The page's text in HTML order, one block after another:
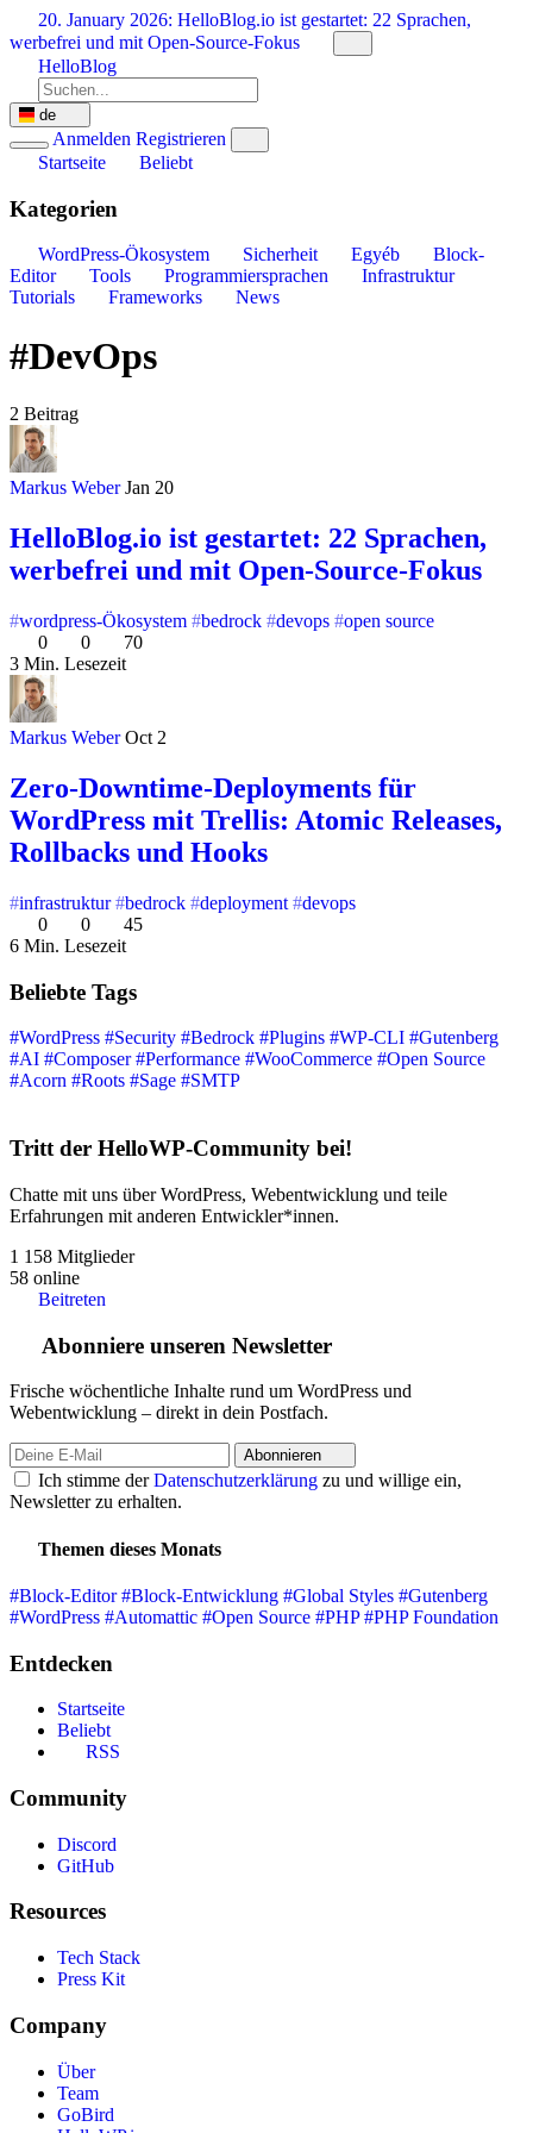
Zum
Inhalt
springen
20. January 2026: HelloBlog.io ist gestartet: 22 Sprachen,
werbefrei und mit Open-Source-Fokus
HelloBlog
de
Anmelden Registrieren
Startseite
Beliebt
Kategorien
WordPress-Ökosystem Sicherheit Egyéb
Block-
Editor
Tools Programmiersprachen
Infrastruktur
Tutorials
Frameworks News
#DevOps
2 Beitrag
Markus Weber Jan 20
HelloBlog.io ist gestartet: 22 Sprachen,
werbefrei und mit Open-Source-Fokus
wordpress-Ökosystem bedrock devops
open source
0
0
70
3 Min. Lesezeit
Markus Weber Oct 2
Zero-Downtime-Deployments für
WordPress mit Trellis: Atomic Releases,
Rollbacks und Hooks
infrastruktur bedrock deployment
devops
0
0
45
6 Min. Lesezeit
Beliebte Tags
#WordPress #Security #Bedrock #Plugins #WP-CLI #Gutenberg
#AI #Composer#Performance #WooCommerce #Open Source
#Acorn #Roots #Sage #SMTP
Tritt der HelloWP-Community bei!
Chatte mit uns über WordPress, Webentwicklung und teile
Erfahrungen mit anderen Entwickler*innen.
1 158 Mitglieder
58 online
Beitreten
Abonniere unseren Newsletter
Frische wöchentliche Inhalte rund um WordPress und
Webentwicklung – direkt in dein Postfach.
Abonnieren
Ich stimme derDatenschutzerklärung zu und willige ein,
Newsletter zu erhalten.
Themen dieses Monats
#Block-Editor #Block-Entwicklung #Global Styles #Gutenberg
#WordPress #Automattic #Open Source #PHP #PHP Foundation
Entdecken
Startseite
Beliebt
RSS
Community
Discord
GitHub
Resources
Tech Stack
Press Kit
Company
Über
Team
GoBird